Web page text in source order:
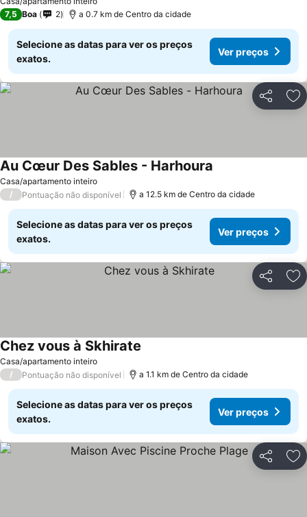
7,5 Boa 2 a 0.7 km de Centro da cidade
Selecione as datas para ver os preços
exatos.
Ver preços
Partilhar
Casa/apartamento inteiro
Au Cœur Des Sables - Harhoura
/ Pontuação não disponível a 12.5 km de Centro da cidade
Selecione as datas para ver os preços
exatos.
Ver preços
Partilhar
Casa/apartamento inteiro
Chez vous à Skhirate
/ Pontuação não disponível a 1.1 km de Centro da cidade
Selecione as datas para ver os preços
exatos.
Ver preços
Partilhar